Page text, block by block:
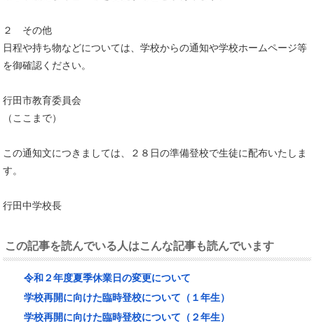
２ その他
日程や持ち物などについては、学校からの通知や学校ホームページ等
を御確認ください。
行田市教育委員会
（ここまで）
この通知文につきましては、２８日の準備登校で生徒に配布いたしま
す。
行田中学校長
この記事を読んでいる人はこんな記事も読んでいます
令和２年度夏季休業日の変更について
学校再開に向けた臨時登校について（１年生）
学校再開に向けた臨時登校について（２年生）